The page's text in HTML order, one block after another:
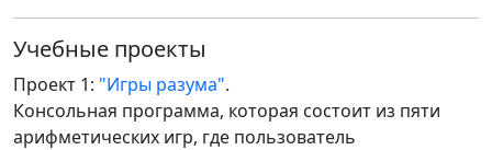
Учебные проекты
Проект 1: "Игры разума".
Консольная программа, которая состоит из пяти
арифметических игр, где пользователь